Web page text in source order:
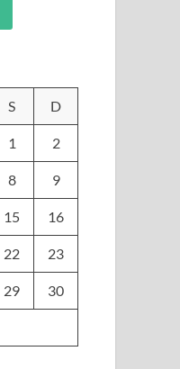
S D
1 2
8 9
15 16
22 23
29 30